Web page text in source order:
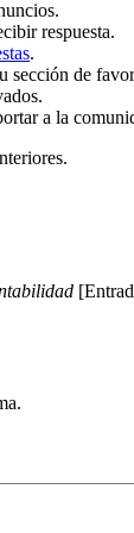
respuesta.
.
sección de
a la